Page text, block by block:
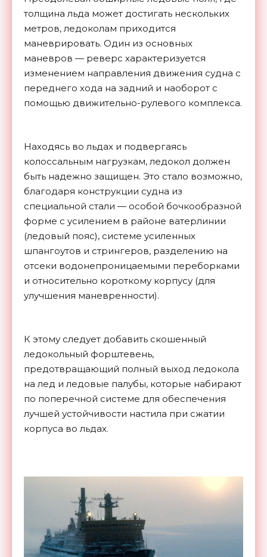
толщина льда может достигать нескольких
метров, ледоколам приходится
маневрировать. Один из основных
маневров — реверс характеризуется
изменением направления движения судна с
переднего хода на задний и наоборот с
помощью движительно-рулевого комплекса.
Находясь во льдах и подвергаясь
колоссальным нагрузкам, ледокол должен
быть надежно защищен. Это стало возможно,
благодаря конструкции судна из
специальной стали — особой бочкообразной
форме с усилением в районе ватерлинии
(ледовый пояс), системе усиленных
шпангоутов и стрингеров, разделению на
отсеки водонепроницаемыми переборками
и относительно короткому корпусу (для
улучшения маневренности).
К этому следует добавить скошенный
ледокольный форштевень,
предотвращающий полный выход ледокола
на лед и ледовые палубы, которые набирают
по поперечной системе для обеспечения
лучшей устойчивости настила при сжатии
корпуса во льдах.